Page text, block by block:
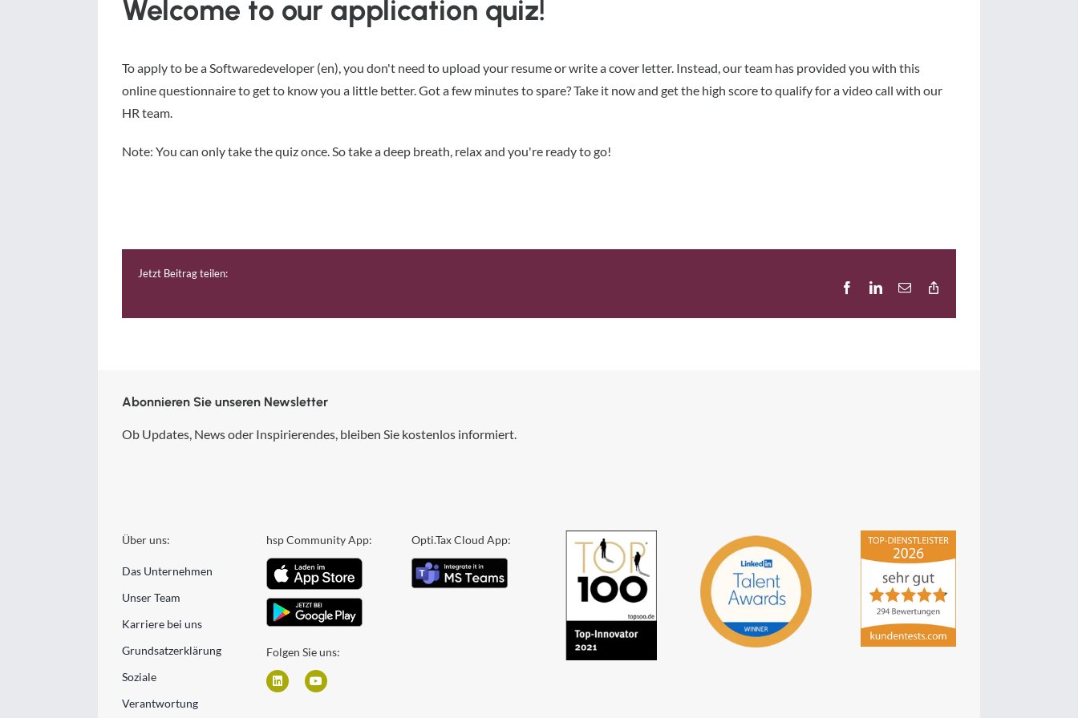
Welcome to our application quiz!
To apply to be a Softwaredeveloper (en), you don't need to upload your resume or write a cover letter. Instead, our team has provided you with this
online questionnaire to get to know you a little better. Got a few minutes to spare? Take it now and get the high score to qualify for a video call with our
HR team.
Note: You can only take the quiz once. So take a deep breath, relax and you're ready to go!
Jetzt Beitrag teilen:
FacebookLinkedIn
E-
Abonnieren Sie unseren Newsletter
Ob Updates, News oder Inspirierendes, bleiben Sie kostenlos informiert.
Über uns:
Das Unternehmen
Unser Team
Karriere bei uns
Grundsatzerklärung
Soziale
Verantwortung
hsp Community App:
Folgen Sie uns:
Opti.Tax Cloud App: